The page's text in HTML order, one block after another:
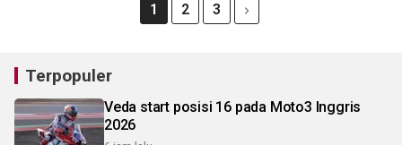
1 2 3
Terpopuler
Veda start posisi 16 pada Moto3 Inggris
2026